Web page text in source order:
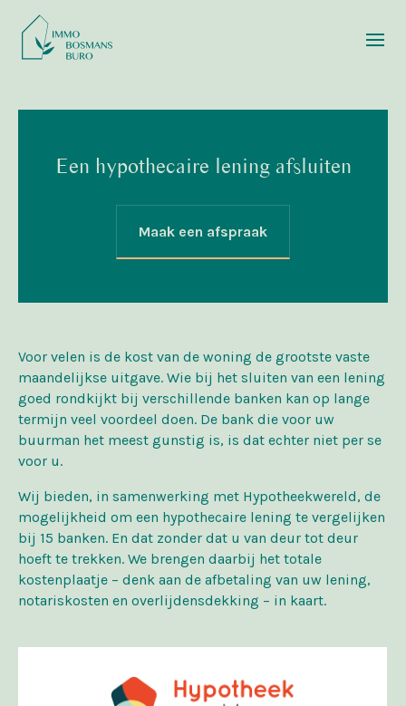
Een hypothecaire lening afsluiten
Maak een afspraak
Voor velen is de kost van de woning de grootste vaste
maandelijkse uitgave. Wie bij het sluiten van een lening
goed rondkijkt bij verschillende banken kan op lange
termijn veel voordeel doen. De bank die voor uw
buurman het meest gunstig is, is dat echter niet per se
voor u.
Wij bieden, in samenwerking met Hypotheekwereld, de
mogelijkheid om een hypothecaire lening te vergelijken
bij 15 banken. En dat zonder dat u van deur tot deur
hoeft te trekken. We brengen daarbij het totale
kostenplaatje – denk aan de afbetaling van uw lening,
notariskosten en overlijdensdekking – in kaart.